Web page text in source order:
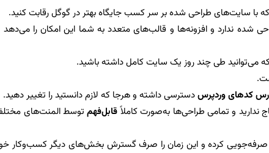
با سایت‌های طراحی شده بر سر کسب جایگاه بهتر در گوگل رقابت کنید.
ندارد و افزونه‌ها و قالب‌های متعدد به شما این امکان را می‌دهد
می‌توانید طی چند روز یک سایت کامل داشته باشید.
کدهای وردپرسدسترسی داشته و هرجا که لازم دانستید را تغییر دهید.
ندارید و تمامی طراحی‌ها به‌صورت کاملاًقابل‌فهمتوسط المنت‌های
صرفه‌جویی کرده و این زمان را صرف گسترش بخش‌های دیگر کسب‌وکار